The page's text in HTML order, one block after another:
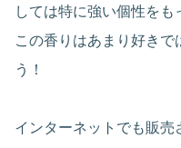
しては特に強い個性をも
この香りはあまり好きで
う！
インターネットでも販売